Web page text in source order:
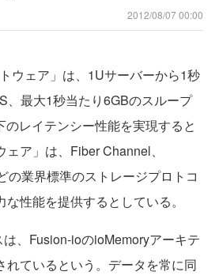
2012/08/07 00:00
ウェア」は、1Uサーバーから1秒
、最大1秒当たり6GBのスループ
のレイテンシー性能を実現すると
ア」は、Fiber Channel、
の業界標準のストレージプロトコ
性能を提供するとしている。
、Fusion-ioのioMemoryアーキテ
れているという。データを常に同